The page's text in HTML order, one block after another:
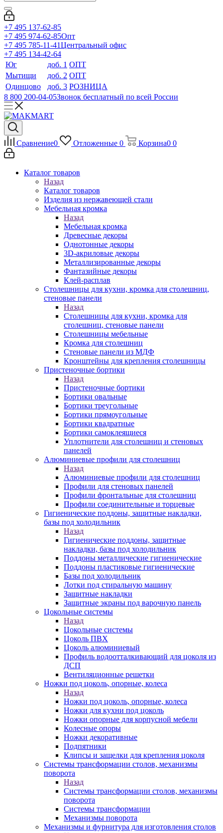
+7 495 137-62-85
+7 495 974-62-85Опт
+7 495 785-11-41Центральный офис
+7 495 134-42-64
Юг
доб. 1 ОПТ
Мытищи
доб. 2 ОПТ
Одинцово
доб. 3 РОЗНИЦА
8 800 200-04-05Звонок бесплатный по всей России
Сравнение0 Отложенные 0 Корзина0 0
Каталог товаров
Назад
Каталог товаров
Изделия из нержавеющей стали
Мебельная кромка
Назад
Мебельная кромка
Древесные декоры
Однотонные декоры
3D-акриловые декоры
Металлизированные декоры
Фантазийные декоры
Клей-расплав
Столешницы для кухни, кромка для столешниц,
стеновые панели
Назад
Столешницы для кухни, кромка для
столешниц, стеновые панели
Столешницы мебельные
Кромка для столешниц
Стеновые панели из МДФ
Кронштейны для крепления столешницы
Пристеночные бортики
Назад
Пристеночные бортики
Бортики овальные
Бортики треугольные
Бортики прямоугольные
Бортики квадратные
Бортики самоклеящиеся
Уплотнители для столешниц и стеновых
панелей
Алюминиевые профили для столешниц
Назад
Алюминиевые профили для столешниц
Профили для стеновых панелей
Профили фронтальные для столешниц
Профили соединительные и торцевые
Гигиенические поддоны, защитные накладки,
базы под холодильник
Назад
Гигиенические поддоны, защитные
накладки, базы под холодильник
Поддоны металлические гигиенические
Поддоны пластиковые гигиенические
Базы под холодильник
Лотки под стиральную машину
Защитные накладки
Защитные экраны под варочную панель
Цокольные системы
Назад
Цокольные системы
Цоколь ПВХ
Цоколь алюминиевый
Профиль водоотталкивающий для цоколя из
ДСП
Вентиляционные решетки
Ножки под цоколь, опорные, колеса
Назад
Ножки под цоколь, опорные, колеса
Ножки для кухни под цоколь
Ножки опорные для корпусной мебели
Колесные опоры
Ножки декоративные
Подпятники
Клипсы и защелки для крепления цоколя
Системы трансформации столов, механизмы
поворота
Назад
Системы трансформации столов, механизмы
поворота
Системы трансформации
Механизмы поворота
Механизмы и фурнитура для изготовления столов